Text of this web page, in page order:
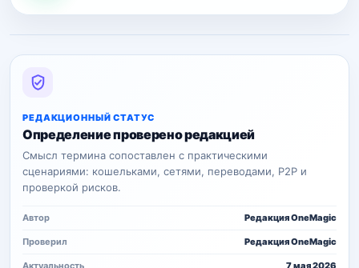
РЕДАКЦИОННЫЙ СТАТУС
Определение проверено редакцией
Смысл термина сопоставлен с практическими
сценариями: кошельками, сетями, переводами, P2P и
проверкой рисков.
Автор Редакция OneMagic
Проверил Редакция OneMagic
Актуальность 7 мая 2026